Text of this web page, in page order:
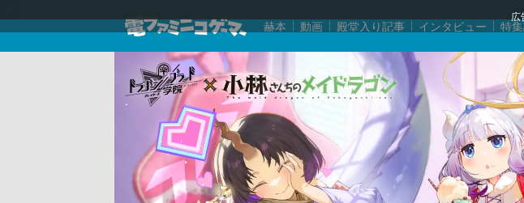
広
赫本 動画 殿堂入り記事 インタビュー 特